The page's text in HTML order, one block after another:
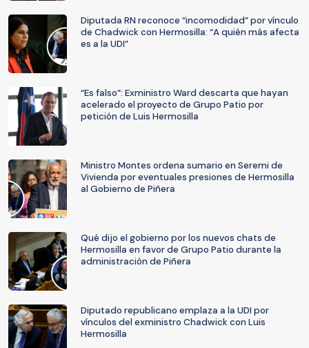
Diputada RN reconoce “incomodidad” por vínculo
de Chadwick con Hermosilla: “A quién más afecta
es a la UDI”
“Es falso”: Exministro Ward descarta que hayan
acelerado el proyecto de Grupo Patio por
petición de Luis Hermosilla
Ministro Montes ordena sumario en Seremi de
Vivienda por eventuales presiones de Hermosilla
al Gobierno de Piñera
Qué dijo el gobierno por los nuevos chats de
Hermosilla en favor de Grupo Patio durante la
administración de Piñera
Diputado republicano emplaza a la UDI por
vínculos del exministro Chadwick con Luis
Hermosilla